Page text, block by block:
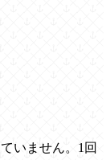
いません。1回